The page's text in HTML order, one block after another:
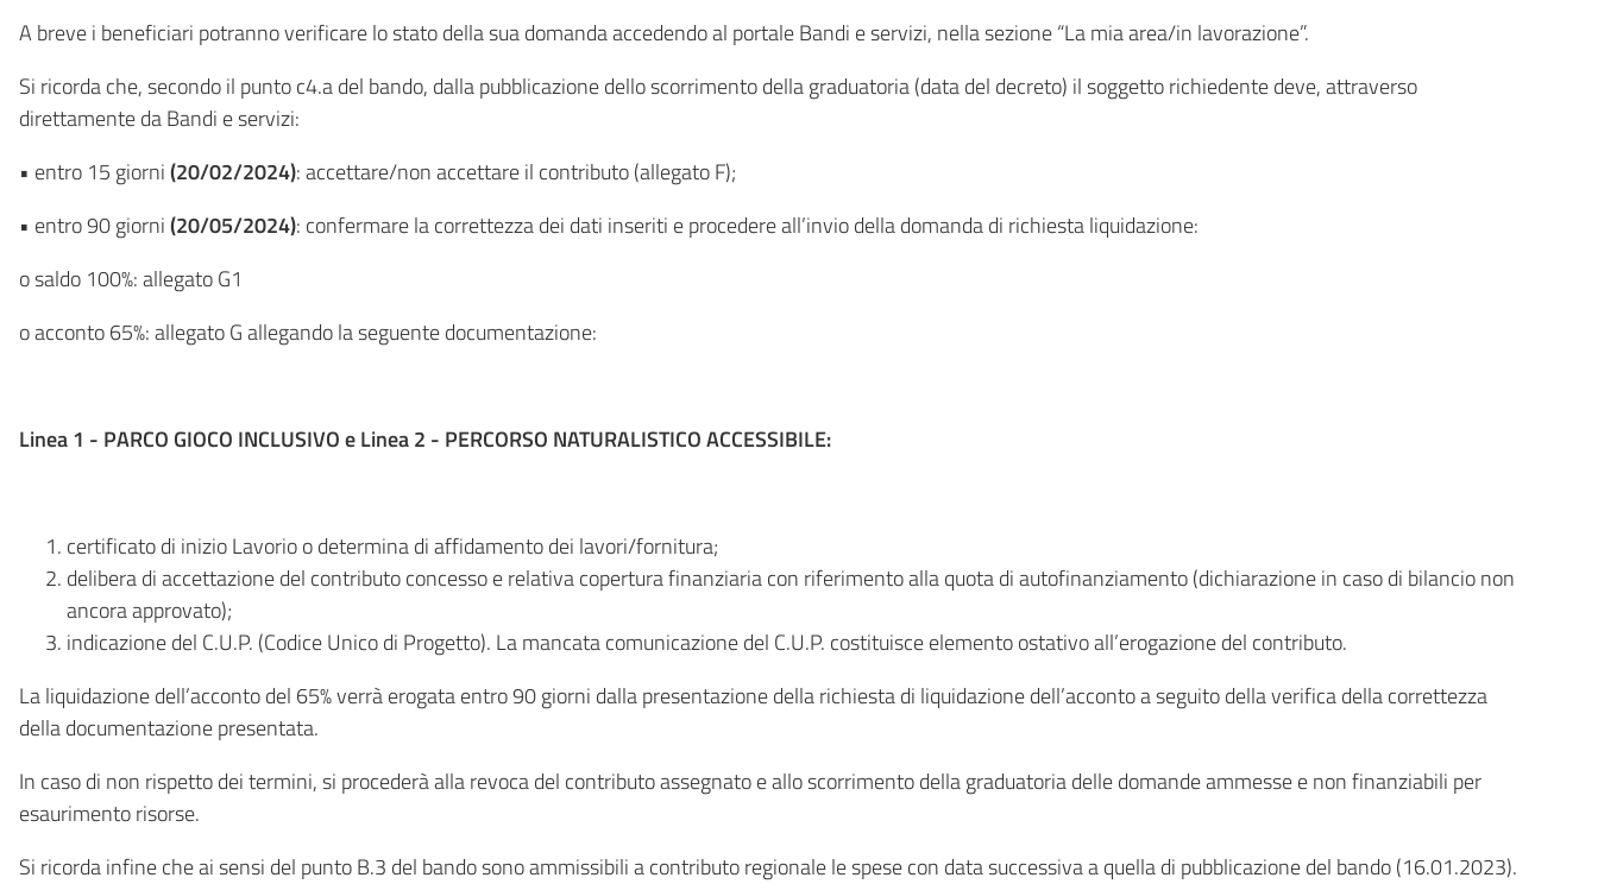
A breve i beneficiari potranno verificare lo stato della sua domanda accedendo al portale Bandi e servizi, nella sezione “La mia area/in lavorazione”.
Si ricorda che, secondo il punto c4.a del bando, dalla pubblicazione dello scorrimento della graduatoria (data del decreto) il soggetto richiedente deve, attraverso
direttamente da Bandi e servizi:
• entro 15 giorni(20/02/2024): accettare/non accettare il contributo (allegato F);
• entro 90 giorni(20/05/2024): confermare la correttezza dei dati inseriti e procedere all’invio della domanda di richiesta liquidazione:
o saldo 100%: allegato G1
o acconto 65%: allegato G allegando la seguente documentazione:
Linea 1 - PARCO GIOCO INCLUSIVO e Linea 2 - PERCORSO NATURALISTICO ACCESSIBILE:
certificato di inizio Lavorio o determina di affidamento dei lavori/fornitura;
delibera di accettazione del contributo concesso e relativa copertura finanziaria con riferimento alla quota di autofinanziamento (dichiarazione in caso di bilancio non
ancora approvato);
indicazione del C.U.P. (Codice Unico di Progetto). La mancata comunicazione del C.U.P. costituisce elemento ostativo all’erogazione del contributo.
La liquidazione dell’acconto del 65% verrà erogata entro 90 giorni dalla presentazione della richiesta di liquidazione dell’acconto a seguito della verifica della correttezza
della documentazione presentata.
In caso di non rispetto dei termini, si procederà alla revoca del contributo assegnato e allo scorrimento della graduatoria delle domande ammesse e non finanziabili per
esaurimento risorse.
Si ricorda infine che ai sensi del punto B.3 del bando sono ammissibili a contributo regionale le spese con data successiva a quella di pubblicazione del bando (16.01.2023).